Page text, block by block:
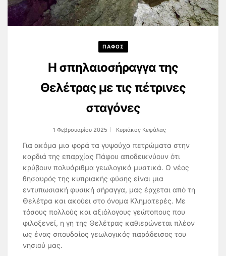
ΠΑΦΟΣ
Η σπηλαιοσήραγγα της
Θελέτρας με τις πέτρινες
σταγόνες
1 Φεβρουαρίου 2025 Κυριάκος Κεφάλας
Για ακόμα μια φορά τα γυψούχα πετρώματα στην
καρδιά της επαρχίας Πάφου αποδεικνύουν ότι
κρύβουν πολυάριθμα γεωλογικά μυστικά. Ο νέος
θησαυρός της κυπριακής φύσης είναι μια
εντυπωσιακή φυσική σήραγγα, μας έρχεται από τη
Θελέτρα και ακούει στο όνομα Κληματερές. Με
τόσους πολλούς και αξιόλογους γεώτοπους που
φιλοξενεί, η γη της Θελέτρας καθιερώνεται πλέον
ως ένας σπουδαίος γεωλογικός παράδεισος του
νησιού μας.